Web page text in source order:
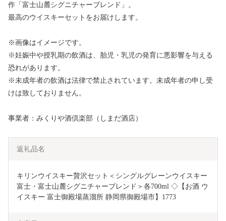
作「富士山麓シグニチャーブレンド」。
最高のウイスキーセットをお届けします。
※画像はイメージです。
※妊娠中や授乳期の飲酒は、胎児・乳児の発育に悪影響を与える
恐れがあります。
※未成年者の飲酒は法律で禁止されています。未成年者の申し受
けは致しておりません。
事業者：みくりや酒倶楽部（しまだ酒店）
返礼品名
キリンウイスキー贅沢セット＜シングルグレーンウイスキー
富士・富士山麓シグニチャーブレンド＞各700ml ◇【お酒 ウ
イスキー 富士御殿場蒸溜所 静岡県御殿場市】1773